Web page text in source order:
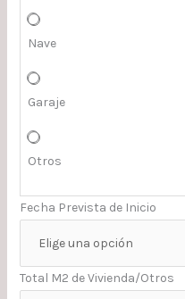
Nave
Garaje
Otros
Fecha Prevista de Inicio
Total M2 de Vivienda/Otros